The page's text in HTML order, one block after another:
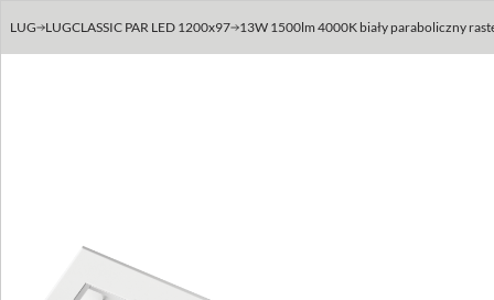
LUG LUGCLASSIC PAR LED 1200x97 13W 1500lm 4000K biały paraboliczny